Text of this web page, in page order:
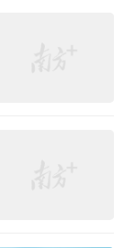
作……“十四
文化服务体
设施完善、
随着人民群
个性化，亟
推动公共文